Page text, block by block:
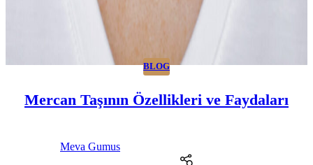
BLOG
Mercan Taşının Özellikleri ve Faydaları
Meva Gumus